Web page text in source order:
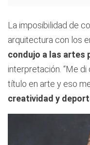
La imposibilidad de
arquitectura con los
condujo a las artes
interpretación. “Me
título en arte y eso
creatividad y